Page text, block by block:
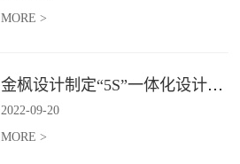
MORE >
金枫设计制定“5S”一体化设计标准，让商业全案设计导入团餐空间规划
2022-09-20
MORE >